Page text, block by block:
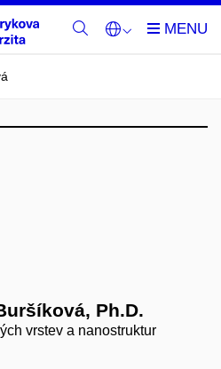
Ph.D.
vrstev a nanostruktur